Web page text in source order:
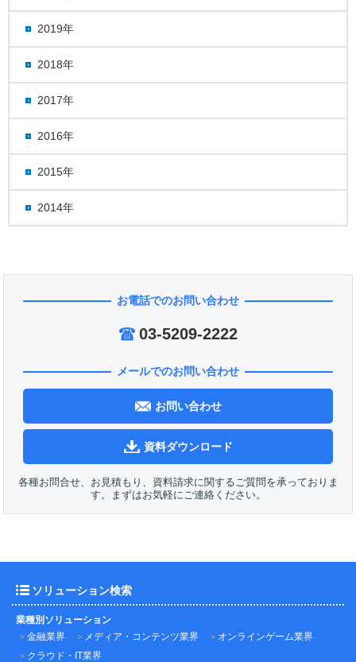
2019年
2018年
2017年
2016年
2015年
2014年
お電話でのお問い合わせ
03-5209-2222
メールでのお問い合わせ
お問い合わせ
資料ダウンロード
各種お問合せ、お見積もり、資料請求に関するご質問を承っておりま
す。まずはお気軽にご連絡ください。
ソリューション検索
業種別ソリューション
金融業界
メディア・コンテンツ業界
オンラインゲーム業界
クラウド・IT業界